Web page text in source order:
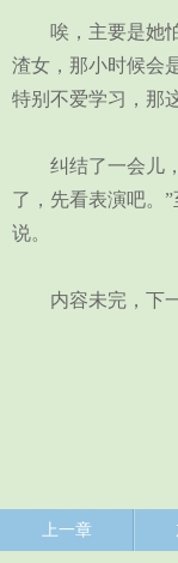
唉，主要是她怕
渣女，那小时候会
特别不爱学习，那
纠结了一会儿，
了，先看表演吧。
说。
内容未完，下一
上一章